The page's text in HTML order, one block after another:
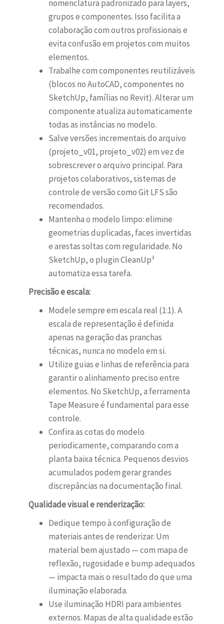
nomenclatura padronizado para layers,
grupos e componentes. Isso facilita a
colaboração com outros profissionais e
evita confusão em projetos com muitos
elementos.
Trabalhe com componentes reutilizáveis
(blocos no AutoCAD, componentes no
SketchUp, famílias no Revit). Alterar um
componente atualiza automaticamente
todas as instâncias no modelo.
Salve versões incrementais do arquivo
(projeto_v01, projeto_v02) em vez de
sobrescrever o arquivo principal. Para
projetos colaborativos, sistemas de
controle de versão como Git LFS são
recomendados.
Mantenha o modelo limpo: elimine
geometrias duplicadas, faces invertidas
e arestas soltas com regularidade. No
SketchUp, o plugin CleanUp³
automatiza essa tarefa.
Precisão e escala:
Modele sempre em escala real (1:1). A
escala de representação é definida
apenas na geração das pranchas
técnicas, nunca no modelo em si.
Utilize guias e linhas de referência para
garantir o alinhamento preciso entre
elementos. No SketchUp, a ferramenta
Tape Measure é fundamental para esse
controle.
Confira as cotas do modelo
periodicamente, comparando com a
planta baixa técnica. Pequenos desvios
acumulados podem gerar grandes
discrepâncias na documentação final.
Qualidade visual e renderização:
Dedique tempo à configuração de
materiais antes de renderizar. Um
material bem ajustado — com mapa de
reflexão, rugosidade e bump adequados
— impacta mais o resultado do que uma
iluminação elaborada.
Use iluminação HDRI para ambientes
externos. Mapas de alta qualidade estão